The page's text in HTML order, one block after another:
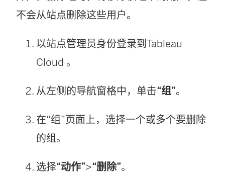
不会从站点删除这些用户。
以站点管理员身份登录到Tableau
Cloud 。
从左侧的导航窗格中，单击“组”。
在“组”页面上，选择一个或多个要删除
的组。
选择“动作”>“删除”。